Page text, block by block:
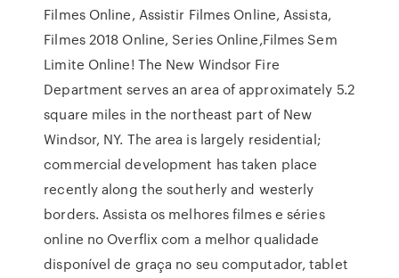
Filmes Online, Assistir Filmes Online, Assista,
Filmes 2018 Online, Series Online,Filmes Sem
Limite Online! The New Windsor Fire
Department serves an area of approximately 5.2
square miles in the northeast part of New
Windsor, NY. The area is largely residential;
commercial development has taken place
recently along the southerly and westerly
borders. Assista os melhores filmes e séries
online no Overflix com a melhor qualidade
disponível de graça no seu computador, tablet